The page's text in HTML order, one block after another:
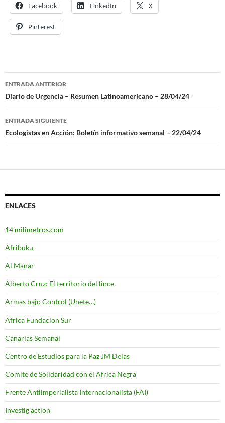
Facebook LinkedIn X
Pinterest
Navegación
de
entradas
ENTRADA ANTERIOR
Diario de Urgencia – Resumen Latinoamericano – 28/04/24
ENTRADA SIGUIENTE
Ecologistas en Acción: Boletín informativo semanal – 22/04/24
ENLACES
14 milimetros.com
Afribuku
Al Manar
Alberto Cruz: El territorio del lince
Armas bajo Control (Unete…)
Africa Fundacion Sur
Canarias Semanal
Centro de Estudios para la Paz JM Delas
Comite de Solidaridad con el Africa Negra
Frente Antiimperialista Internacionalista (FAI)
Investig'action